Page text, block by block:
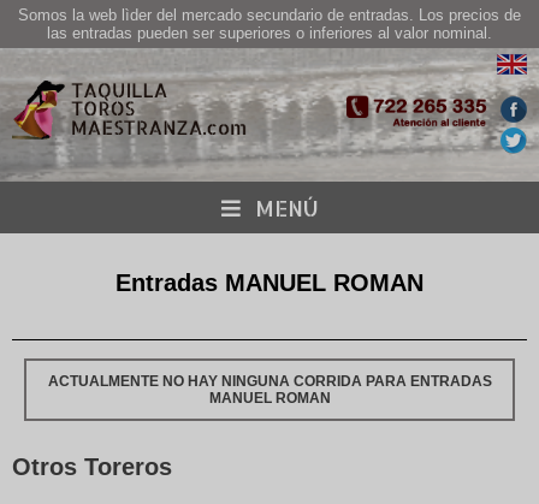
Somos la web lìder del mercado secundario de entradas. Los precios de
las entradas pueden ser superiores o inferiores al valor nominal.
MENÚ
Entradas MANUEL ROMAN
ACTUALMENTE NO HAY NINGUNA CORRIDA PARA ENTRADAS
MANUEL ROMAN
Otros Toreros